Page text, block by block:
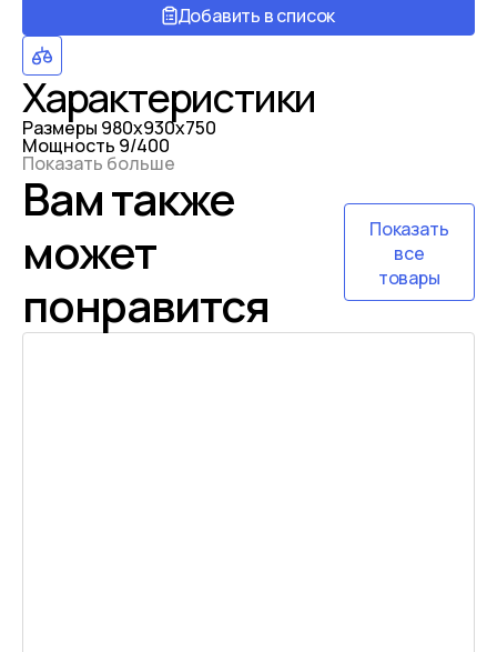
Добавить в список
Характеристики
Размеры 980x930x750
Мощность 9/400
Показать больше
Вам также
может
понравится
Показать
все
товары